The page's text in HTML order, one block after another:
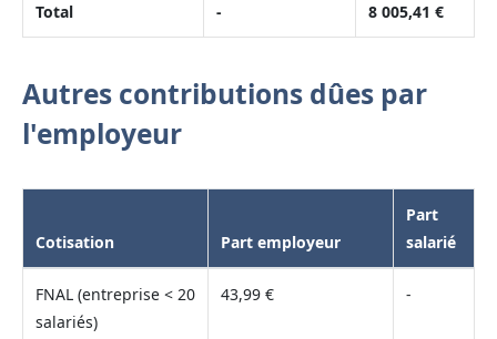
Total - 8 005,41 €
Autres contributions dûes par
l'employeur
Cotisation Part employeur
Part
salarié
FNAL (entreprise < 20
salariés)
43,99 € -